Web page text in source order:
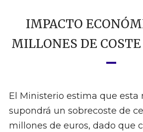
IMPACTO
MILLONES DE
El Ministerio estima que esta
supondrá un sobrecoste de
millones de euros, dado que